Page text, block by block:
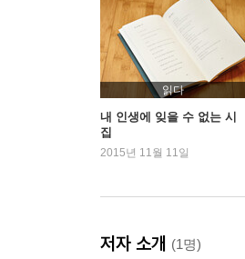
읽다
내 인생에 잊을 수 없는 시
집
2015년 11월 11일
저자 소개 (1명)